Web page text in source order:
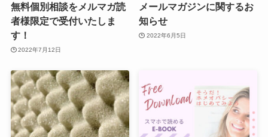
無料個別相談をメルマガ読
者様限定で受付いたしま
す！
2022年7月12日
メールマガジンに関するお
知らせ
2022年6月5日